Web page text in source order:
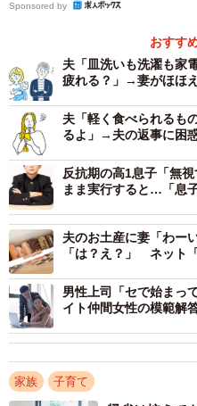
1歳の娘が熱を出して寝ているの
きた夫に、妻は？（ucchie79/
その後、夫さんは家の下ま
ることなく帰したそう。「
で乗ってこれるのになぜ自
ーかね」と、翌朝夫さんに
ん。
「ごめんもうしない」と夫
まで本当に理解していたの
の熱がうつり、しんどい思
呆れ返ったつむこさんにお
早退した私が帰ると、
Sponsored by
おすす
夫「皿洗いも洗濯も家
疲れる？」→妻がほほ
夫「軽く食べられるも
るよ」→夫の返事に困
反抗期の高1息子「無
まま実行すると…「息
夫のお土産に妻「わー
「は？え？」 ネット
男性上司「セで始まっ
イト仲間女性の模範解
家族 子育て